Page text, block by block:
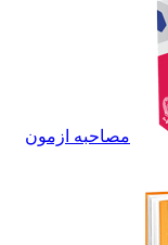
مصاحبه ازمون